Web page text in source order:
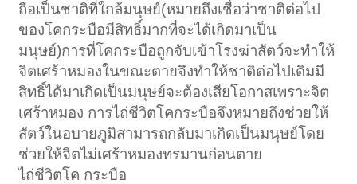
ถือเป็นชาติที่ใกล้มนุษย์(หมายถึงเชื่อว่าชาติต่อไป
ของโคกระบือมีสิทธิ์มากที่จะได้เกิดมาเป็น
มนุษย์)การที่โคกระบือถูกจับเข้าโรงฆ่าสัตว์จะทำให้
จิตเศร้าหมองในขณะตายจึงทำให้ชาติต่อไปเดิมมี
สิทธิ์ได้มาเกิดเป็นมนุษย์จะต้องเสียโอกาสเพราะจิต
เศร้าหมอง การไถ่ชีวิตโคกระบือจึงหมายถึงช่วยให้
สัตว์ในอบายภูมิสามารถกลับมาเกิดเป็นมนุษย์โดย
ช่วยให้จิตไม่เศร้าหมองทรมานก่อนตาย
ไถ่ชีวิตโค กระบือ